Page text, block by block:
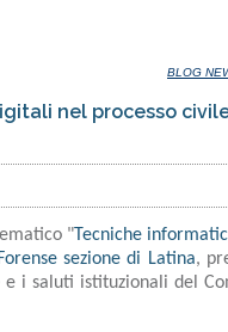
BLOG
nel processo
"Tecniche
sezione di Latina,
i saluti istituzionali del